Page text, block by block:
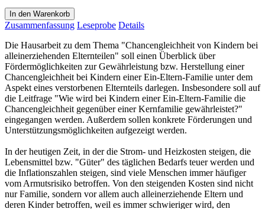
In den Warenkorb
Zusammenfassung Leseprobe Details
Die Hausarbeit zu dem Thema "Chancengleichheit von Kindern bei
alleinerziehenden Elternteilen" soll einen Überblick über
Fördermöglichkeiten zur Gewährleistung bzw. Herstellung einer
Chancengleichheit bei Kindern einer Ein-Eltern-Familie unter dem
Aspekt eines verstorbenen Elternteils darlegen. Insbesondere soll auf
die Leitfrage "Wie wird bei Kindern einer Ein-Eltern-Familie die
Chancengleichheit gegenüber einer Kernfamilie gewährleistet?"
eingegangen werden. Außerdem sollen konkrete Förderungen und
Unterstützungsmöglichkeiten aufgezeigt werden.
In der heutigen Zeit, in der die Strom- und Heizkosten steigen, die
Lebensmittel bzw. "Güter" des täglichen Bedarfs teuer werden und
die Inflationszahlen steigen, sind viele Menschen immer häufiger
vom Armutsrisiko betroffen. Von den steigenden Kosten sind nicht
nur Familie, sondern vor allem auch alleinerziehende Eltern und
deren Kinder betroffen, weil es immer schwieriger wird, den